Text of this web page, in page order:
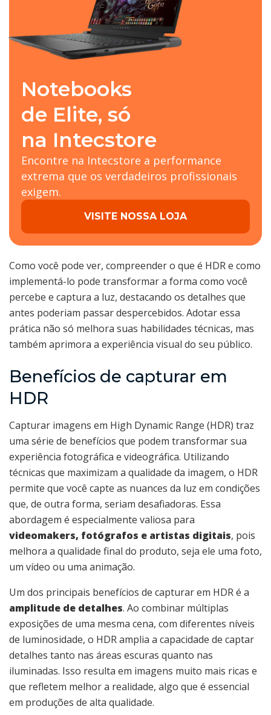
Notebooks
de Elite, só
na Intecstore
Encontre na Intecstore a performance
extrema que os verdadeiros profissionais
exigem.
VISITE NOSSA LOJA
Como você pode ver, compreender o que é HDR e como
implementá-lo pode transformar a forma como você
percebe e captura a luz, destacando os detalhes que
antes poderiam passar despercebidos. Adotar essa
prática não só melhora suas habilidades técnicas, mas
também aprimora a experiência visual do seu público.
Benefícios de capturar em
HDR
Capturar imagens em High Dynamic Range (HDR) traz
uma série de benefícios que podem transformar sua
experiência fotográfica e videográfica. Utilizando
técnicas que maximizam a qualidade da imagem, o HDR
permite que você capte as nuances da luz em condições
que, de outra forma, seriam desafiadoras. Essa
abordagem é especialmente valiosa para
videomakers, fotógrafos e artistas digitais, pois
melhora a qualidade final do produto, seja ele uma foto,
um vídeo ou uma animação.
Um dos principais benefícios de capturar em HDR é a
amplitude de detalhes. Ao combinar múltiplas
exposições de uma mesma cena, com diferentes níveis
de luminosidade, o HDR amplia a capacidade de captar
detalhes tanto nas áreas escuras quanto nas
iluminadas. Isso resulta em imagens muito mais ricas e
que refletem melhor a realidade, algo que é essencial
em produções de alta qualidade.